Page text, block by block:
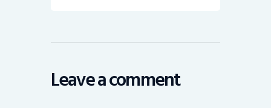
Leave a comment